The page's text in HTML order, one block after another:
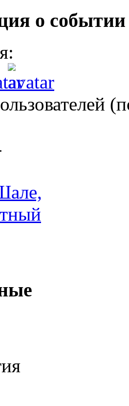
о событии
(